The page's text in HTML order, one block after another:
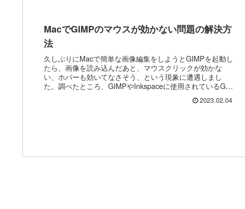
MacでGIMPのマウスが効かない問題の解決方
法
久しぶりにMacで簡単な画像編集をしようとGIMPを起動し
たら、画像を読み込んだあと、マウスクリックが効かな
い、ホバーも効いてなさそう、という現象に遭遇しまし
た。調べたところ、GIMPやInkspaceに使用されているGUI
2023.02.04